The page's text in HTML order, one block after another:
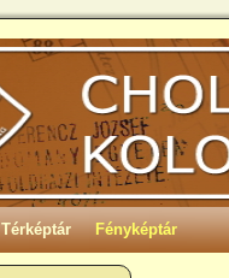
Térképtár Fényképtár